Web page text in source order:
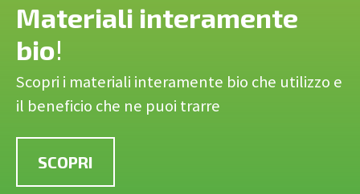
Materiali interamente
bio!
Scopri i materiali interamente bio che utilizzo e
il beneficio che ne puoi trarre
SCOPRI